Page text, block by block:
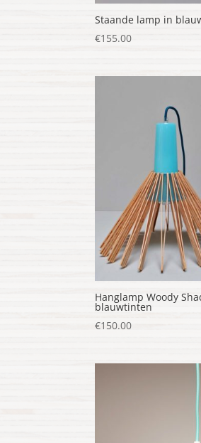
Staande lamp in
€155.00
Hanglamp Woody
blauwtinten
€150.00